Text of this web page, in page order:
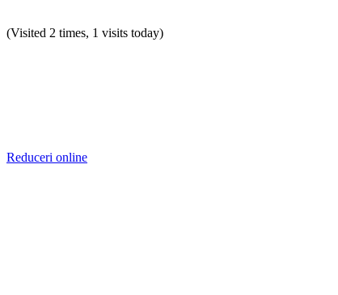
(Visited 2 times, 1 visits today)
Reduceri online